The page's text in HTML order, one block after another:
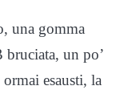
una gomma
bruciata, un po’
esausti, la